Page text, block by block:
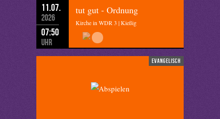
11.07.
2026
07:50
Uhr
tut gut - Ordnung
Kirche in WDR 3 | Kießig
evangelisch